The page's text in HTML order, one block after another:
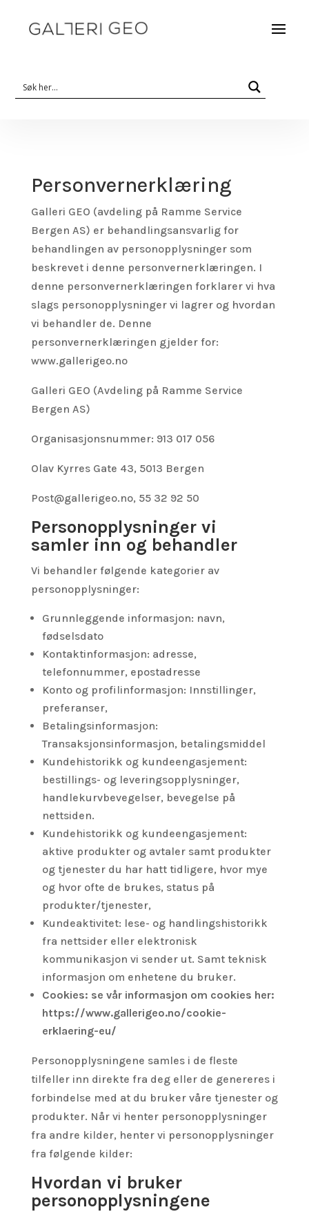
Personvernerklæring
Galleri GEO (avdeling på Ramme Service
Bergen AS) er behandlingsansvarlig for
behandlingen av personopplysninger som
beskrevet i denne personvernerklæringen. I
denne personvernerklæringen forklarer vi hva
slags personopplysninger vi lagrer og hvordan
vi behandler de. Denne
personvernerklæringen gjelder for:
www.gallerigeo.no
Galleri GEO (Avdeling på Ramme Service
Bergen AS)
Organisasjonsnummer: 913 017 056
Olav Kyrres Gate 43, 5013 Bergen
Post@gallerigeo.no, 55 32 92 50
Personopplysninger vi
samler inn og behandler
Vi behandler følgende kategorier av
personopplysninger:
Grunnleggende informasjon: navn,
fødselsdato
Kontaktinformasjon: adresse,
telefonnummer, epostadresse
Konto og profilinformasjon: Innstillinger,
preferanser,
Betalingsinformasjon:
Transaksjonsinformasjon, betalingsmiddel
Kundehistorikk og kundeengasjement:
bestillings- og leveringsopplysninger,
handlekurvbevegelser, bevegelse på
nettsiden.
Kundehistorikk og kundeengasjement:
aktive produkter og avtaler samt produkter
og tjenester du har hatt tidligere, hvor mye
og hvor ofte de brukes, status på
produkter/tjenester,
Kundeaktivitet: lese- og handlingshistorikk
fra nettsider eller elektronisk
kommunikasjon vi sender ut. Samt teknisk
informasjon om enhetene du bruker.
Cookies: se vår informasjon om cookies her:
https://www.gallerigeo.no/cookie-
erklaering-eu/
Personopplysningene samles i de fleste
tilfeller inn direkte fra deg eller de genereres i
forbindelse med at du bruker våre tjenester og
produkter. Når vi henter personopplysninger
fra andre kilder, henter vi personopplysninger
fra følgende kilder:
Hvordan vi bruker
personopplysningene